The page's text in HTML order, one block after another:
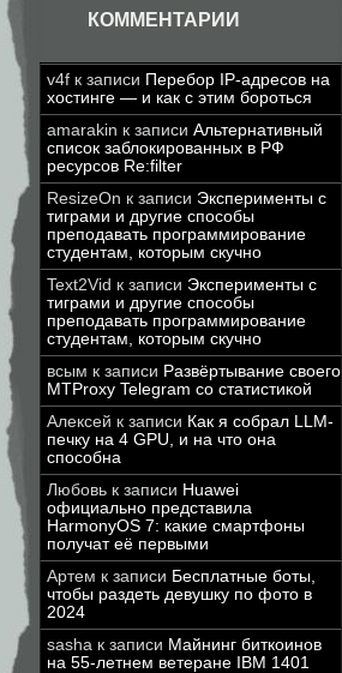
КОММЕНТАРИИ
v4f к записи Перебор IP-адресов на
хостинге — и как с этим бороться
amarakin к записи Альтернативный
список заблокированных в РФ
ресурсов Re:filter
ResizeOn к записи Эксперименты с
тиграми и другие способы
преподавать программирование
студентам, которым скучно
Text2Vid к записи Эксперименты с
тиграми и другие способы
преподавать программирование
студентам, которым скучно
всым к записи Развёртывание своего
MTProxy Telegram со статистикой
Алексей к записи Как я собрал LLM-
печку на 4 GPU, и на что она
способна
Любовь к записи Huawei
официально представила
HarmonyOS 7: какие смартфоны
получат её первыми
Артем к записи Бесплатные боты,
чтобы раздеть девушку по фото в
2024
sasha к записи Майнинг биткоинов
на 55-летнем ветеране IBM 1401